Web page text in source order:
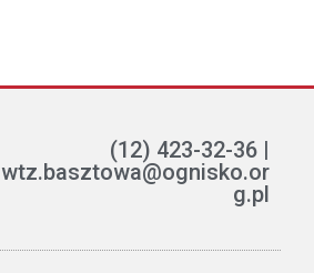
(12) 423-32-36 |
wtz.basztowa@ognisko.or
g.pl